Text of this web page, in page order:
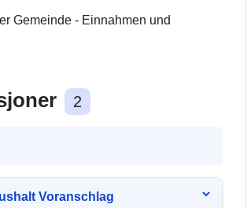
Gemeinde - Einnahmen und
2
Voranschlag